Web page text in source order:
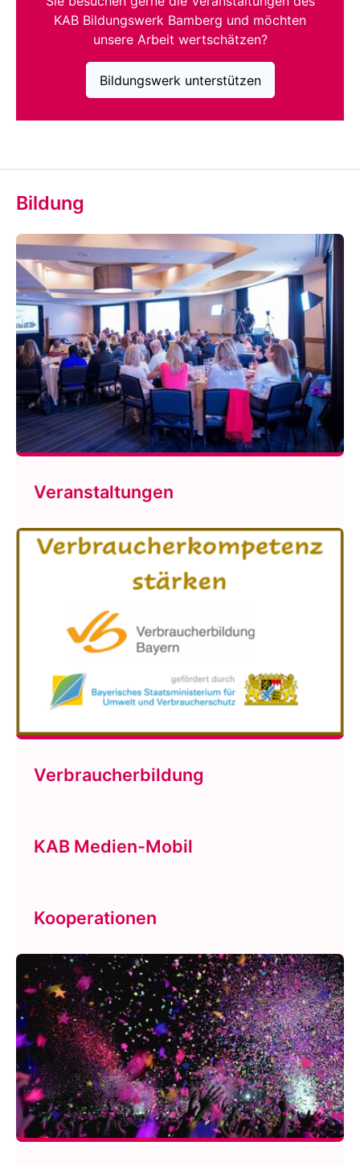
KAB Bildungswerk Bamberg und möchten
unsere Arbeit wertschätzen?
Bildungswerk unterstützen
Bildung
Veranstaltungen
Verbraucherbildung
KAB Medien-Mobil
Kooperationen